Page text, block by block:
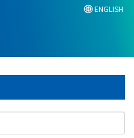
ENGLISH